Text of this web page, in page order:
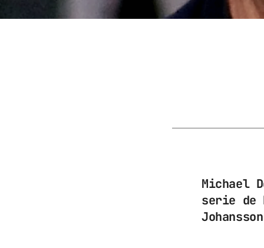
Michael
serie de